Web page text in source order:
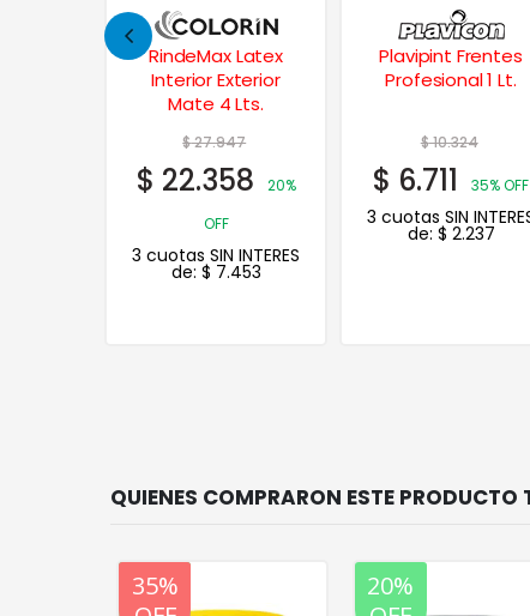
Plavipint Frentes
Profesional 1 Lt.
$10.324
$ 6.711 35% OFF
3 cuotas SIN INTERES
$2.237
Albalux Balance
Esmalte Al Agua
$24.380
$ 19.504
20%
OFF
20%
35%
20%